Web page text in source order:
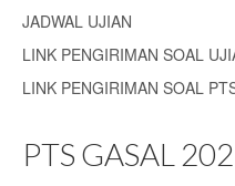
JADWAL UJIAN
LINK PENGIRIMAN SOAL
LINK PENGIRIMAN SOAL
PTS GASAL